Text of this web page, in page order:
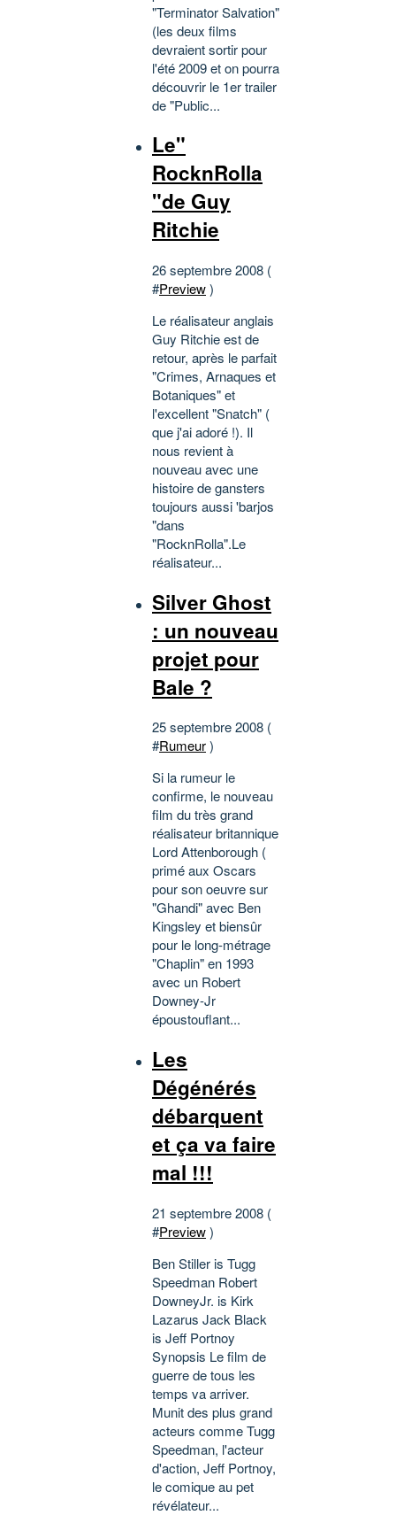
"Terminator Salvation"
(les deux films
devraient sortir pour
l'été 2009 et on pourra
découvrir le 1er trailer
de "Public...
Le"
RocknRolla
"de Guy
Ritchie
26 septembre 2008 (
#Preview)
Le réalisateur anglais
Guy Ritchie est de
retour, après le parfait
"Crimes, Arnaques et
Botaniques" et
l'excellent "Snatch" (
que j'ai adoré !). Il
nous revient à
nouveau avec une
histoire de gansters
toujours aussi 'barjos
"dans
"RocknRolla".Le
réalisateur...
Silver Ghost
: un nouveau
projet pour
Bale ?
25 septembre 2008 (
#Rumeur)
Si la rumeur le
confirme, le nouveau
film du très grand
réalisateur britannique
Lord Attenborough (
primé aux Oscars
pour son oeuvre sur
"Ghandi" avec Ben
Kingsley et biensûr
pour le long-métrage
"Chaplin" en 1993
avec un Robert
Downey-Jr
époustouflant...
Les
Dégénérés
débarquent
et ça va faire
mal !!!
21 septembre 2008 (
#Preview)
Ben Stiller is Tugg
Speedman Robert
DowneyJr. is Kirk
Lazarus Jack Black
is Jeff Portnoy
Synopsis Le film de
guerre de tous les
temps va arriver.
Munit des plus grand
acteurs comme Tugg
Speedman, l'acteur
d'action, Jeff Portnoy,
le comique au pet
révélateur...